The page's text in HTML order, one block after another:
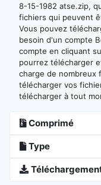
8-15-1982 atse.zip,
fichiers qui peuvent
Vous pouvez
besoin d'un compte
compte en cliquant
pourrez télécharger
charge de nombreux
télécharger vos
télécharger à tout
Comprimé
Type